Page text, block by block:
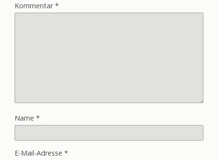
Kommentar*
Name *
E-Mail-Adresse *